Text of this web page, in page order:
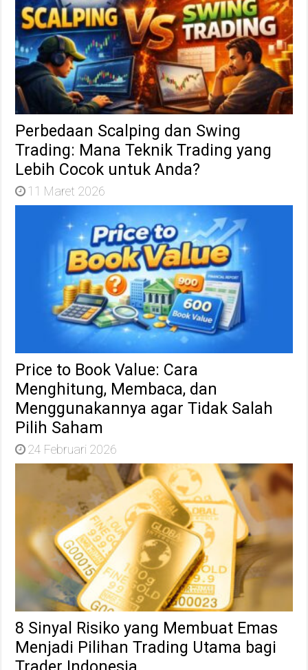
Perbedaan Scalping dan Swing
Trading: Mana Teknik Trading yang
Lebih Cocok untuk Anda?
11 Maret 2026
Price to Book Value: Cara
Menghitung, Membaca, dan
Menggunakannya agar Tidak Salah
Pilih Saham
24 Februari 2026
8 Sinyal Risiko yang Membuat Emas
Menjadi Pilihan Trading Utama bagi